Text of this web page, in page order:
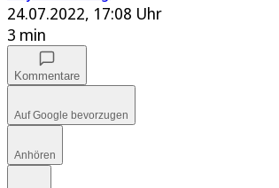
24.07.2022, 17:08 Uhr
3 min
Kommentare
Auf Google bevorzugen
Anhören